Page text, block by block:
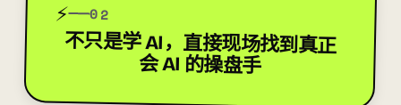
⚡ 02
不只是学 AI， 直接现场找到真正
会 AI 的操盘手